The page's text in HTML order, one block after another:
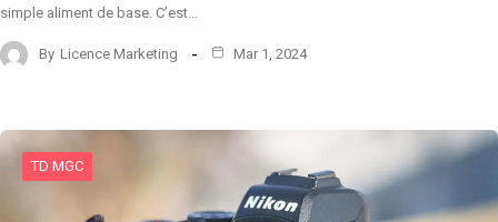
simple aliment de base. C’est…
By Licence Marketing Mar 1, 2024
TD MGC